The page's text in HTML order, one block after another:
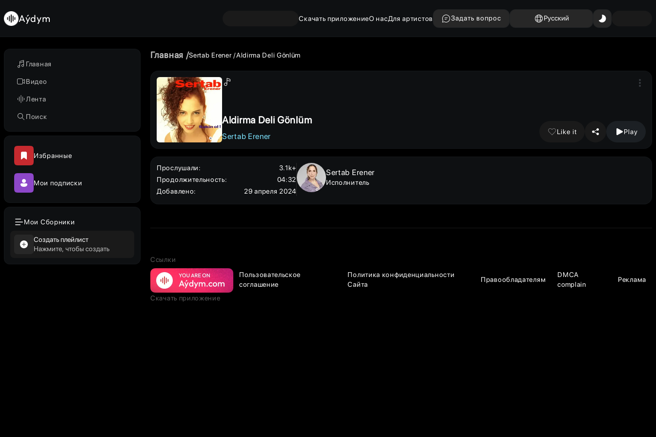
Главная
Видео
Лента
Поиск
Избранные
Мои подписки
Мои Сборники
Создать плейлист
Нажмите, чтобы создать
Aýdym Скачать приложениеО насДля артистов Задать вопрос Русский
Главная Sertab Erener Aldirma Deli Gönlüm
Aldirma Deli Gönlüm
Sertab Erener
Like it Play
Прослушали:
3.1k+
Продолжительность:
04:32
Добавлено: 29 апреля 2024
Sertab Erener
Исполнитель
Ссылки
Пользовательское
соглашение
Политика конфиденциальности
Сайта
Правообладателям
DMCA
complain
Реклама
Скачать приложение